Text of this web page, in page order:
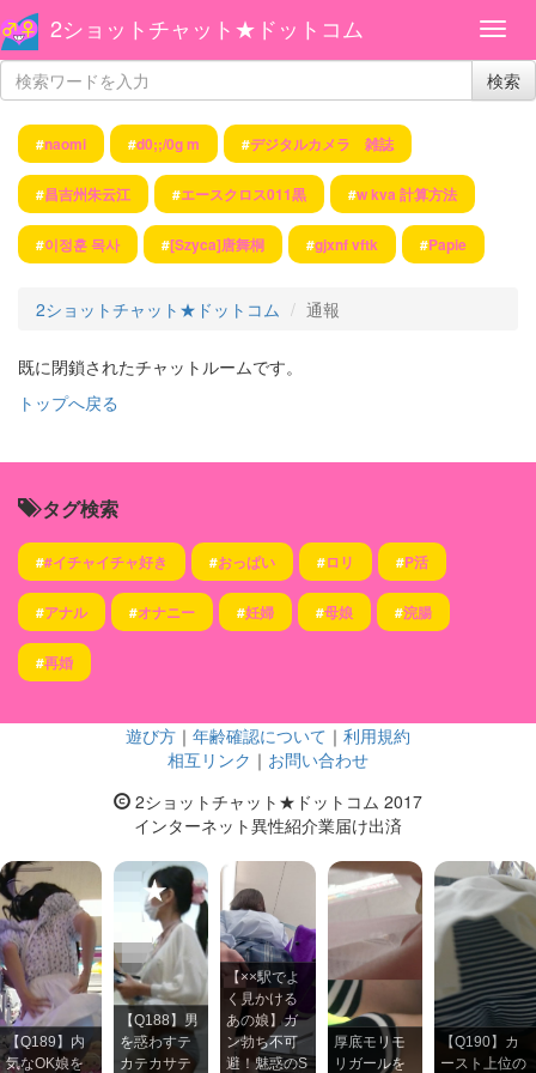
2ショットチャット★ドットコム
検索
#naomi #d0;;/0g m #デジタルカメラ 雑誌
#昌吉州朱云江 #エースクロス011黒 #w kva 計算方法
#이정훈 목사 #[Szyca]唐舞桐 #gjxnf vftk #Papie
2ショットチャット★ドットコム 通報
既に閉鎖されたチャットルームです。
トップへ戻る
タグ検索
##イチャイチャ好き #おっぱい #ロリ #P活
#アナル #オナニー #妊婦 #母娘 #浣腸
#再婚
遊び方 ｜ 年齢確認について ｜ 利用規約
相互リンク ｜ お問い合わせ
2ショットチャット★ドットコム 2017
インターネット異性紹介業届け出済
【Q189】内
気なOK娘を
【Q188】男
を惑わすテ
カテカサテ
【××駅でよ
く見かける
あの娘】ガ
ン勃ち不可
避！魅惑のS
厚底モリモ
リガールを
【Q190】カ
ースト上位の